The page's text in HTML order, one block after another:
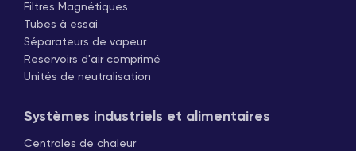
Filtres Magnétiques
Tubes à essai
Séparateurs de vapeur
Reservoirs d'air comprimé
Unités de neutralisation
Systèmes industriels et alimentaires
Centrales de chaleur